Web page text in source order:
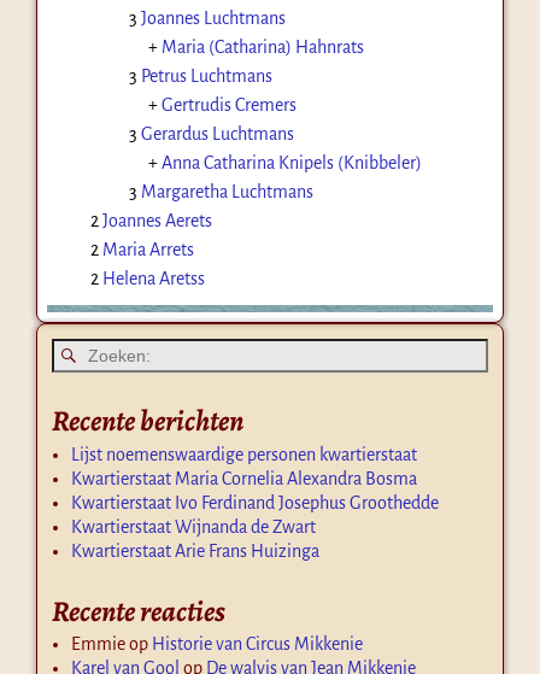
3 Joannes Luchtmans
+ Maria (Catharina) Hahnrats
3 Petrus Luchtmans
+Gertrudis Cremers
3 Gerardus Luchtmans
+Anna Catharina Knipels (Knibbeler)
3 Margaretha Luchtmans
2 Joannes Aerets
2 Maria Arrets
2 Helena Aretss
Recente berichten
Lijst noemenswaardige personen kwartierstaat
Kwartierstaat Maria Cornelia Alexandra Bosma
Kwartierstaat Ivo Ferdinand Josephus Groothedde
Kwartierstaat Wijnanda de Zwart
Kwartierstaat Arie Frans Huizinga
Recente reacties
Emmieop Historie van Circus Mikkenie
Karel van Gool op De walvis van Jean Mikkenie